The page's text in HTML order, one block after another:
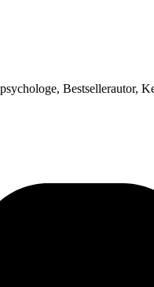
Bestsellerautor,